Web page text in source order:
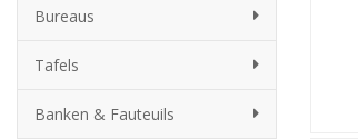
Bureaus
Tafels
Banken & Fauteuils